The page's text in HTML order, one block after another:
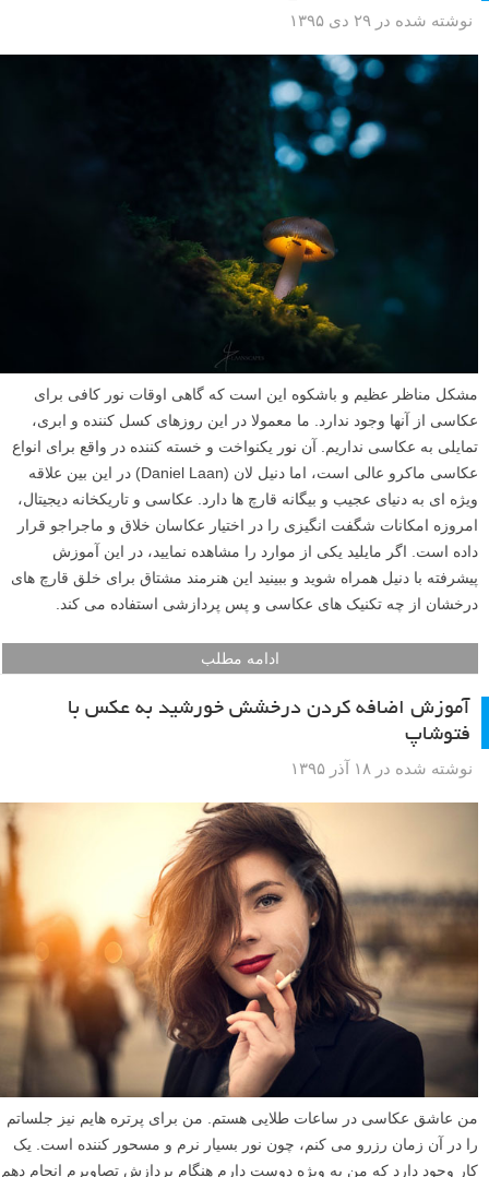
نوشته شده در ۲۹ دی ۱۳۹۵
مشکل مناظر عظیم و باشکوه این است که گاهی اوقات نور کافی برای
عکاسی از آنها وجود ندارد. ما معمولا در این روزهای کسل کننده و ابری،
تمایلی به عکاسی نداریم. آن نور یکنواخت و خسته کننده در واقع برای انواع
عکاسی ماکرو عالی است، اما دنیل لان (Daniel Laan) در این بین علاقه
ویژه ای به دنیای عجیب و بیگانه قارچ ها دارد. عکاسی و تاریکخانه دیجیتال،
امروزه امکانات شگفت انگیزی را در اختیار عکاسان خلاق و ماجراجو قرار
داده است. اگر مایلید یکی از موارد را مشاهده نمایید، در این آموزش
پیشرفته با دنیل همراه شوید و ببینید این هنرمند مشتاق برای خلق قارچ های
درخشان از چه تکنیک های عکاسی و پس پردازشی استفاده می کند.
ادامه مطلب
آموزش اضافه کردن درخشش خورشید به عکس با
فتوشاپ
نوشته شده در ۱۸ آذر ۱۳۹۵
من عاشق عکاسی در ساعات طلایی هستم. من برای پرتره هایم نیز جلساتم
را در آن زمان رزرو می کنم، چون نور بسیار نرم و مسحور کننده است. یک
کار وجود دارد که من به ویژه دوست دارم هنگام پردازش تصاویرم انجام دهم